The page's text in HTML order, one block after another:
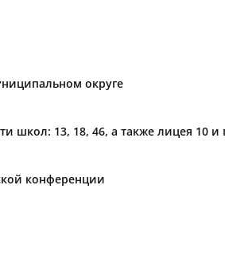
округе
школ: 13, 18, 46, а также лицея 10 и
конференции